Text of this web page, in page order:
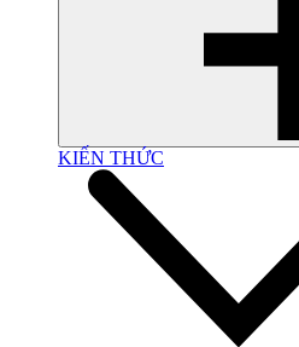
KIẾN THỨC